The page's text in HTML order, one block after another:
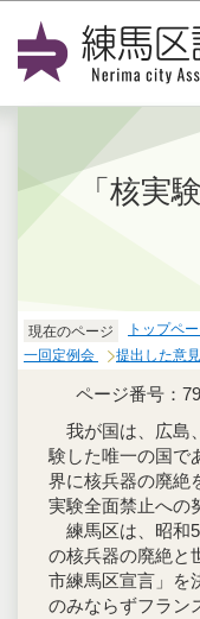
「核実
現在のページ トップペ
一回定例会
提出した意
ページ番号：
我が国は、広島
験した唯一の国で
界に核兵器の廃絶
実験全面禁止への
練馬区は、昭和
の核兵器の廃絶と
市練馬区宣言」を
のみならずフラン